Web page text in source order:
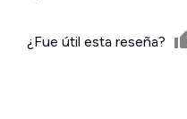
¿Fue útil esta reseña?